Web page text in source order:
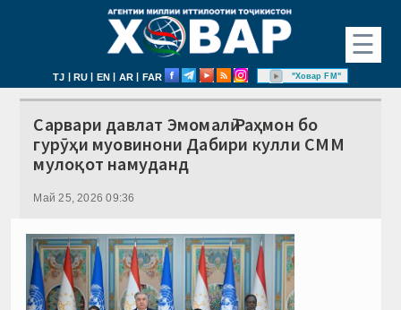
☰
TJ | RU | EN | AR | FAR "Ховар FM"
Сарвари давлат Эмомалӣ Раҳмон бо
гурӯҳи муовинони Дабири кулли СММ
мулоқот намуданд
Май 25, 2026 09:36